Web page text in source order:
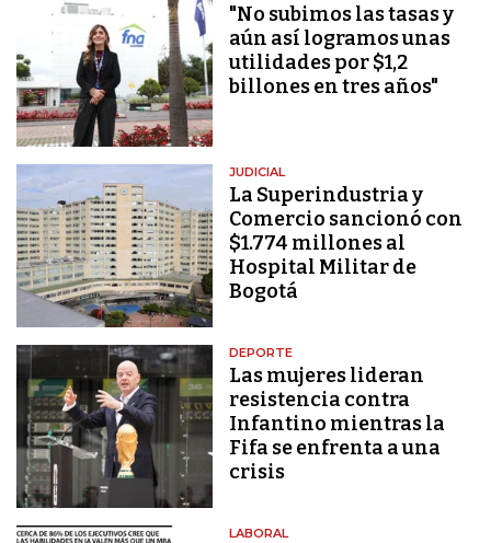
"No subimos las tasas y
aún así logramos unas
utilidades por $1,2
billones en tres años"
JUDICIAL
La Superindustria y
Comercio sancionó con
$1.774 millones al
Hospital Militar de
Bogotá
DEPORTE
Las mujeres lideran
resistencia contra
Infantino mientras la
Fifa se enfrenta a una
crisis
LABORAL